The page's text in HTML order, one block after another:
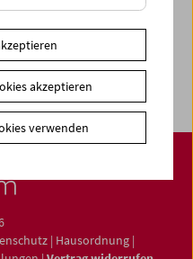
| Hausordnung |
akzeptieren
verwenden